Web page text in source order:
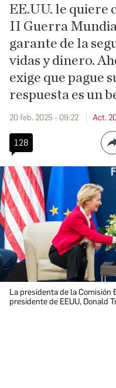
EE.UU. le quiere
II Guerra
garante de la
vidas y dinero.
exige que pague
respuesta es un
20 feb. 2025 - 09:22 Act.
128
La presidenta de la Comisión
presidente de EEUU, Donald